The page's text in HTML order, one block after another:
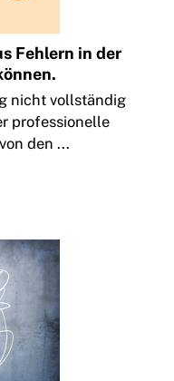
Fehlern in der
nicht vollständig
professionelle
den ...